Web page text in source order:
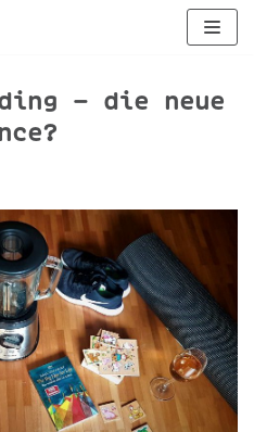
– die neue